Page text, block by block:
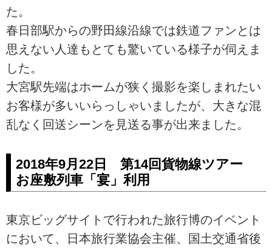
た。
春日部駅からの野田線沿線では鉄道ファンとは
思えない人達もとても驚いている様子が伺えま
した。
大宮駅先端はホームが狭く撮影を楽しまれたい
お客様が多いいらっしゃいましたが、大きな混
乱なく回送シーンを見送る事が出来ました。
2018年9月22日 第14回貨物線ツアー
お座敷列車「宴」利用
東京ビッグサイトで行われた旅行博のイベント
において、日本旅行業協会主催、国土交通省後